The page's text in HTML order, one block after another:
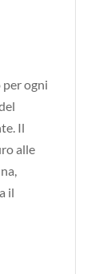
ogni
Il
alle
il